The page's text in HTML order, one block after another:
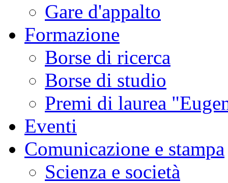
Gare d'appalto
Formazione
Borse di ricerca
Borse di studio
Premi di laurea
Eventi
Comunicazione e stampa
Scienza e società